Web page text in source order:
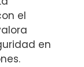
el
en